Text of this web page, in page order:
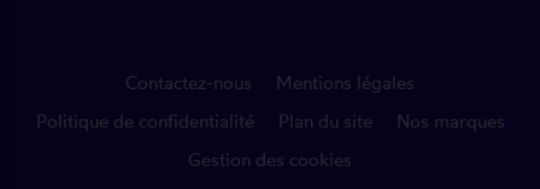
Contactez-nous
Mentions légales
Politique de confidentialité
Plan du site
Nos marques
Gestion des cookies